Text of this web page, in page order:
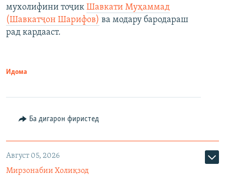
мухолифини тоҷик Шавкати Муҳаммад
(Шавкатҷон Шарифов) ва модару бародараш
рад кардааст.
Идома
Ба дигарон фиристед
Август 05, 2026
Мирзонабии Холиқзод